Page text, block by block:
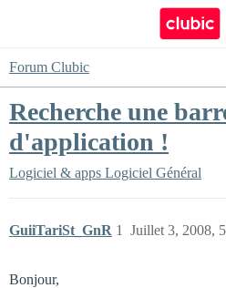
Forum Clubic
Recherche une
d'application !
Logiciel & apps Logiciel Général
GuiiTariSt_GnR Juillet 3, 2008,
1
Bonjour,